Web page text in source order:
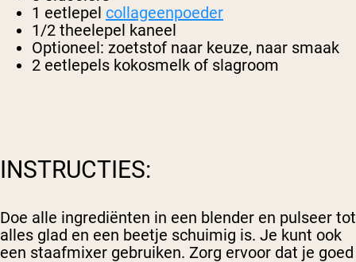
1 eetlepel collageenpoeder
1/2 theelepel kaneel
Optioneel: zoetstof naar keuze, naar smaak
2 eetlepels kokosmelk of slagroom
INSTRUCTIES:
Doe alle ingrediënten in een blender en pulseer tot
alles glad en een beetje schuimig is. Je kunt ook
een staafmixer gebruiken. Zorg ervoor dat je goed